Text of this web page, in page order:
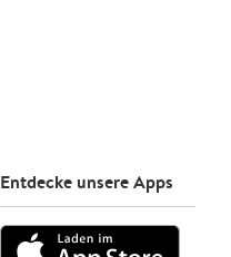
Entdecke unsere Apps